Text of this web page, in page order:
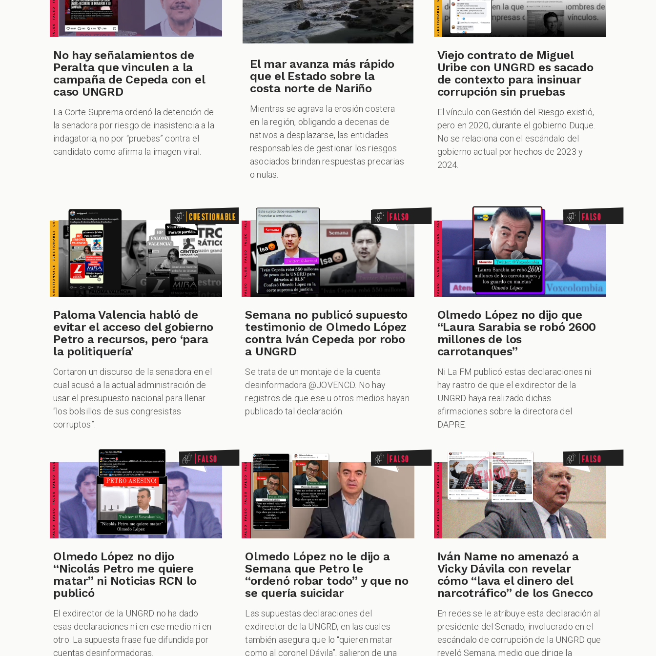
No hay señalamientos de
Peralta que vinculen a la
campaña de Cepeda con el
caso UNGRD
La Corte Suprema ordenó la detención de
la senadora por riesgo de inasistencia a la
indagatoria, no por “pruebas” contra el
candidato como afirma la imagen viral.
El mar avanza más rápido
que el Estado sobre la
costa norte de Nariño
Mientras se agrava la erosión costera
en la región, obligando a decenas de
nativos a desplazarse, las entidades
responsables de gestionar los riesgos
asociados brindan respuestas precarias
o nulas.
Viejo contrato de Miguel
Uribe con UNGRD es sacado
de contexto para insinuar
corrupción sin pruebas
El vínculo con Gestión del Riesgo existió,
pero en 2020, durante el gobierno Duque.
No se relaciona con el escándalo del
gobierno actual por hechos de 2023 y
2024.
CUESTIONABLE CUESTIONABLE CUESTIONABLE CUESTIONABLE CUESTIONABLE CUESTIONABLE CUESTIONABLE Cuestionable
Paloma Valencia habló de
evitar el acceso del gobierno
Petro a recursos, pero ‘para
la politiquería’
Cortaron un discurso de la senadora en el
cual acusó a la actual administración de
usar el presupuesto nacional para llenar
“los bolsillos de sus congresistas
corruptos”.
FALSO FALSO FALSO FALSO FALSO FALSO FALSO Falso
Semana no publicó supuesto
testimonio de Olmedo López
contra Iván Cepeda por robo
a UNGRD
Se trata de un montaje de la cuenta
desinformadora @JOVENCD. No hay
registros de que ese u otros medios hayan
publicado tal declaración.
FALSO FALSO FALSO FALSO FALSO FALSO FALSO Falso
Olmedo López no dijo que
“Laura Sarabia se robó 2600
millones de los
carrotanques”
Ni La FM publicó estas declaraciones ni
hay rastro de que el exdirector de la
UNGRD haya realizado dichas
afirmaciones sobre la directora del
DAPRE.
FALSO FALSO FALSO FALSO FALSO FALSO FALSO Falso
Olmedo López no dijo
“Nicolás Petro me quiere
matar” ni Noticias RCN lo
publicó
El exdirector de la UNGRD no ha dado
esas declaraciones ni en ese medio ni en
otro. La supuesta frase fue difundida por
cuentas desinformadoras.
FALSO FALSO FALSO FALSO FALSO FALSO FALSO Falso
Olmedo López no le dijo a
Semana que Petro le
“ordenó robar todo” y que no
se quería suicidar
Las supuestas declaraciones del
exdirector de la UNGRD, en las cuales
también asegura que lo “quieren matar
como al coronel Dávila”, salieron de una
FALSO FALSO FALSO FALSO FALSO FALSO FALSO Falso
Iván Name no amenazó a
Vicky Dávila con revelar
cómo “lava el dinero del
narcotráfico” de los Gnecco
En redes se le atribuye esta declaración al
presidente del Senado, involucrado en el
escándalo de corrupción de la UNGRD que
reveló Semana, medio que dirige la